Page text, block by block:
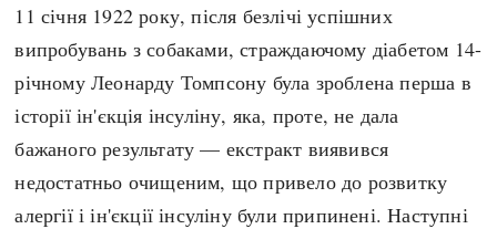
11 січня 1922 року, після безлічі успішних
випробувань з собаками, страждаючому діабетом 14-
річному Леонарду Томпсону була зроблена перша в
історії ін'єкція інсуліну, яка, проте, не дала
бажаного результату — екстракт виявився
недостатньо очищеним, що привело до розвитку
алергії і ін'єкції інсуліну були припинені. Наступні